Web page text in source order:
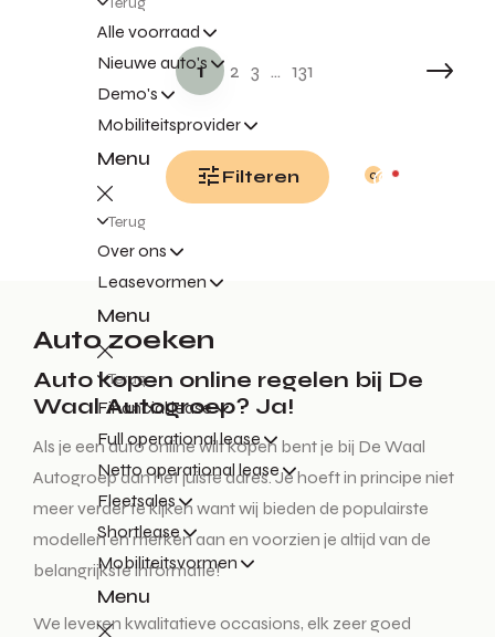
Alle voorraad
Nieuwe auto's
Demo's
Mobiliteitsprovider
Menu
Terug
Over ons
Leasevormen
Menu
Terug
Financial lease
Full operational lease
Netto operational lease
Fleetsales
Shortlease
Mobiliteitsvormen
Menu
0
1 2 3 ... 131
Filteren
Auto zoeken
Auto kopen online regelen bij De
Waal Autogroep? Ja!
Als je een auto online wilt kopen bent je bij De Waal
Autogroep aan het juiste adres. Je hoeft in principe niet
meer verder te kijken want wij bieden de populairste
modellen en merken aan en voorzien je altijd van de
belangrijkste informatie!
We leveren kwalitatieve occasions, elk zeer goed